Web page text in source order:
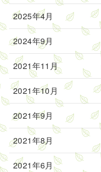
2025年4月
2024年9月
2021年11月
2021年10月
2021年9月
2021年8月
2021年6月